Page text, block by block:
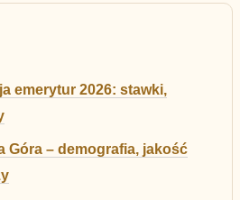
emerytur 2026: stawki,
Góra – demografia, jakość